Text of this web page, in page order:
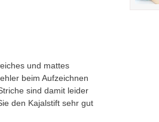
und mattes
beim Aufzeichnen
sind damit leider
den Kajalstift sehr gut